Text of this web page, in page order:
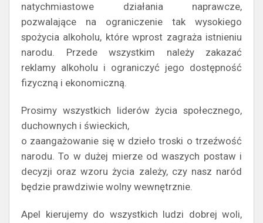
natychmiastowe działania naprawcze,
pozwalające na ograniczenie tak wysokiego
spożycia alkoholu, które wprost zagraża istnieniu
narodu. Przede wszystkim należy zakazać
reklamy alkoholu i ograniczyć jego dostępność
fizyczną i ekonomiczną.
Prosimy wszystkich liderów życia społecznego,
duchownych i świeckich,
o zaangażowanie się w dzieło troski o trzeźwość
narodu. To w dużej mierze od waszych postaw i
decyzji oraz wzoru życia zależy, czy nasz naród
będzie prawdziwie wolny wewnętrznie.
Apel kierujemy do wszystkich ludzi dobrej woli,